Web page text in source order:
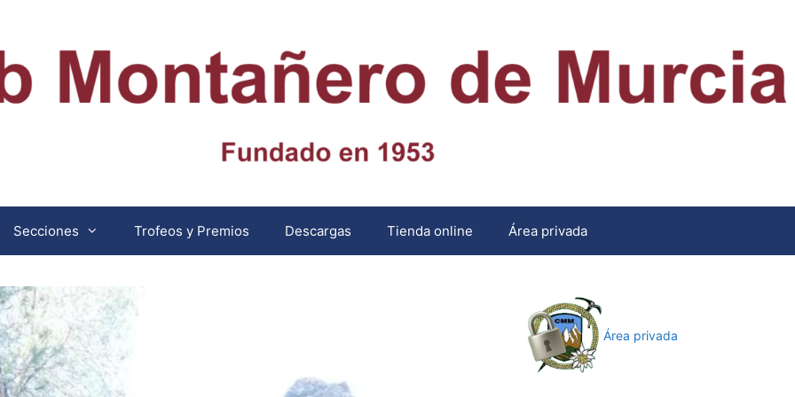
Secciones Trofeos y Premios Descargas Tienda online Área privada
Área privada